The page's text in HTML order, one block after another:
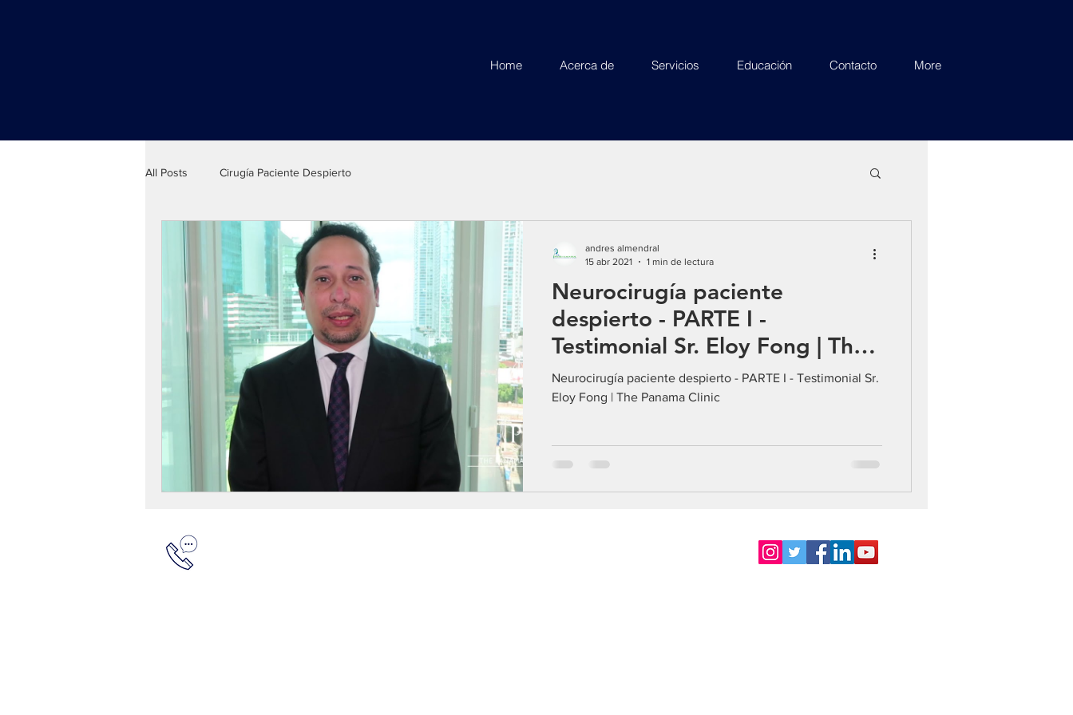
Home Acerca de Servicios Educación Contacto More
All Posts Cirugía Paciente Despierto
Neurocirugía paciente
despierto - PARTE I -
Testimonial Sr. Eloy Fong | The
Panama Clinic
Neurocirugía paciente despierto - PARTE I - Testimonial Sr.
Eloy Fong | The Panama Clinic
andres almendral
15 abr 2021
1 min de lectura